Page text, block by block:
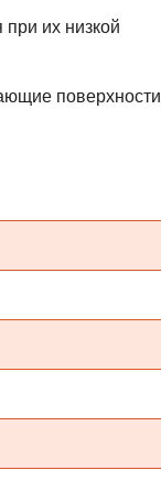
при их низкой
поверхности